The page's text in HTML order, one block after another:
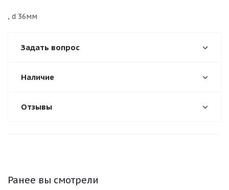
, d 36мм
Задать вопрос
Наличие
Отзывы
Ранее вы смотрели